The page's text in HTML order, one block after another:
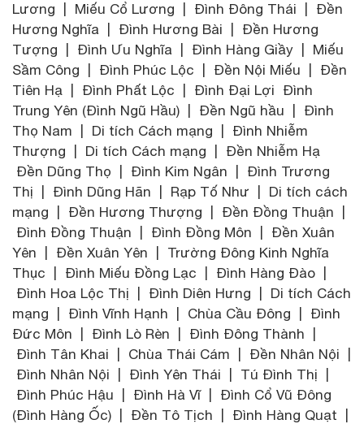
Lương | Miếu Cổ Lương | Đình Đông Thái | Đền
Hương Nghĩa | Đình Hương Bài | Đền Hương
Tượng | Đình Ưu Nghĩa | Đình Hàng Giầy | Miếu
Sầm Công | Đình Phúc Lộc | Đền Nội Miếu | Đền
Tiên Hạ | Đình Phất Lộc | Đình Đại Lợi Đình
Trung Yên (Đình Ngũ Hầu) | Đền Ngũ hầu | Đình
Thọ Nam | Di tích Cách mạng | Đình Nhiễm
Thượng | Di tích Cách mạng | Đền Nhiễm Hạ
Đền Dũng Thọ | Đình Kim Ngân | Đình Trương
Thị | Đình Dũng Hãn | Rạp Tố Như | Di tích cách
mạng | Đền Hương Thượng | Đền Đồng Thuận |
Đình Đồng Thuận | Đình Đồng Môn | Đền Xuân
Yên | Đền Xuân Yên | Trường Đông Kinh Nghĩa
Thục | Đình Miếu Đồng Lạc | Đình Hàng Đào |
Đình Hoa Lộc Thị | Đình Diên Hưng | Di tích Cách
mạng | Đình Vĩnh Hạnh | Chùa Cầu Đông | Đình
Đức Môn | Đình Lò Rèn | Đình Đông Thành |
Đình Tân Khai | Chùa Thái Cám | Đền Nhân Nội |
Đình Nhân Nội | Đình Yên Thái | Tú Đình Thị |
Đình Phúc Hậu | Đình Hà Vĩ | Đình Cổ Vũ Đông
(Đình Hàng Ốc) | Đền Tô Tịch | Đình Hàng Quạt |